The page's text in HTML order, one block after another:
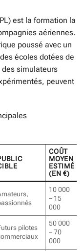
est la formation la
aériennes.
poussé avec un
écoles dotées de
simulateurs
peuvent
COÛT
MOYEN
ESTIMÉ
(EN €)
10 000
– 15
000
pilotes
50 000
– 70
000